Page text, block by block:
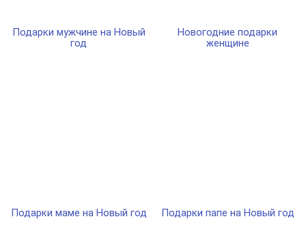
Подарки мужчине на Новый
год
Новогодние подарки
женщине
Подарки маме на Новый год Подарки папе на Новый год